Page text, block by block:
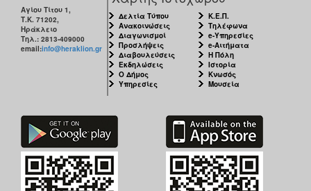
Αγίου Τίτου 1,
Τ.Κ. 71202,
Ηράκλειο
Τηλ.: 2813-409000
email:info@heraklion.gr
Δελτία Τύπου
Ανακοινώσεις
Διαγωνισμοί
Προσλήψεις
Διαβουλεύσεις
Εκδηλώσεις
Ο Δήμος
Υπηρεσίες
Κ.Ε.Π.
Τηλέφωνα
e-Υπηρεσίες
e-Αιτήματα
Η Πόλη
Ιστορία
Κνωσός
Μουσεία